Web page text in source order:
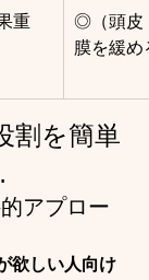
重
◎（頭皮
膜を緩め
割を簡単
アプロー
欲しい人向け